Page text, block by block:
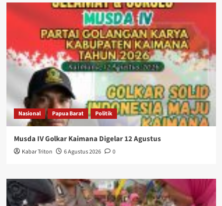
Nasional Papua Barat Politik
Musda IV Golkar Kaimana Digelar 12 Agustus
Kabar Triton 6 Agustus 2026 0